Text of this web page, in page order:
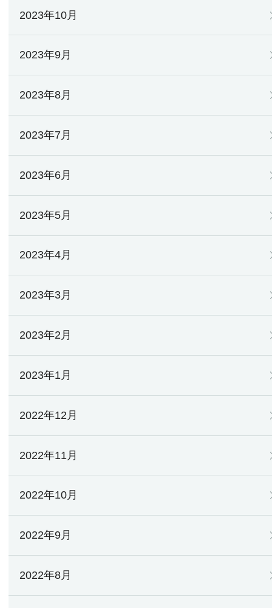
2023年10月
2023年9月
2023年8月
2023年7月
2023年6月
2023年5月
2023年4月
2023年3月
2023年2月
2023年1月
2022年12月
2022年11月
2022年10月
2022年9月
2022年8月